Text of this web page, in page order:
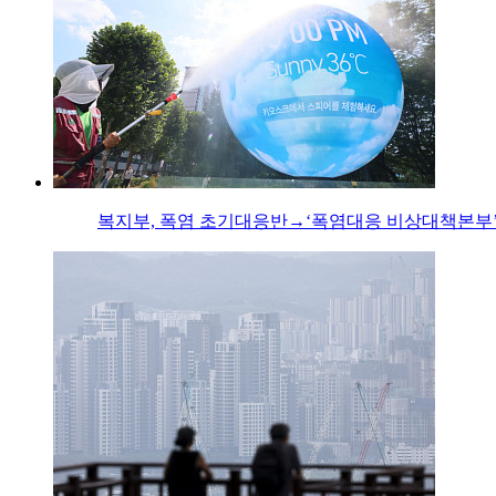
복지부, 폭염 초기대응반→‘폭염대응 비상대책본부